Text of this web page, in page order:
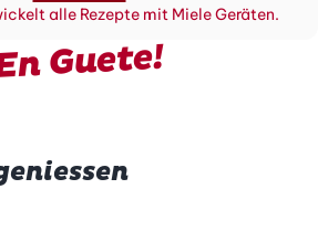
alle Rezepte mit Miele Geräten.
Guete!